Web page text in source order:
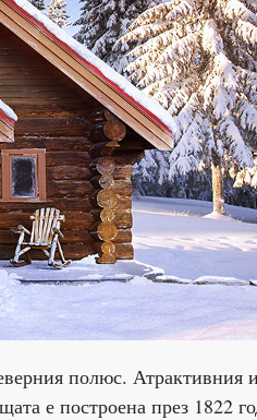
полюс. Атрактивния
е построена през 1822